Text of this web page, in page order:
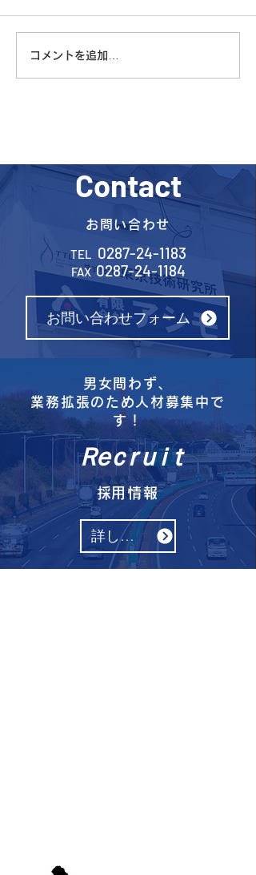
コメントを追加…
Contact
お問い合わせ
TEL 0287-24-1183
FAX0287-24-1184
お問い合わせフォーム
男女問わず、
​業務拡張のため人材募集中で
す！
Ｒｅｃｒｕｉｔ
​採用情報
詳しくはこちら